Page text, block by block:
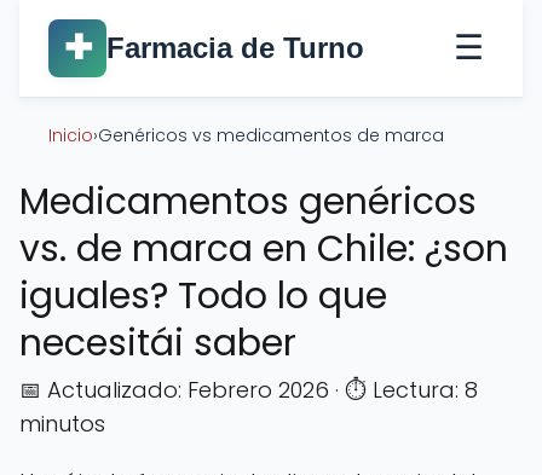
✚ Farmacia de Turno ☰
Inicio›Genéricos vs medicamentos de marca
Medicamentos genéricos
vs. de marca en Chile: ¿son
iguales? Todo lo que
necesitái saber
📅 Actualizado: Febrero 2026 · ⏱️ Lectura: 8
minutos